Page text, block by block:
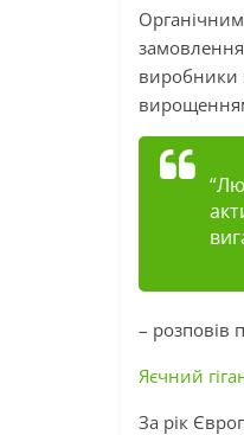
виробники
– розповів
Яєчний
За рік